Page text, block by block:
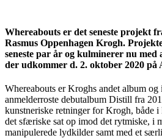
Whereabouts er det seneste projekt
Rasmus Oppenhagen Krogh.
seneste par år og kulminerer nu med
der udkommer d. 2. oktober 2020 på
Whereabouts er Kroghs andet album
anmelderroste debutalbum Distill fra
kunstneriske retninger for Krogh, både
det sfæriske sat op imod det rytmiske, i
manipulerede lydkilder samt med et